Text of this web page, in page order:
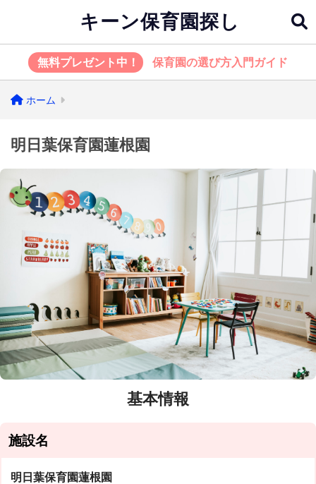
キーン保育園探し
無料プレゼント中！ 保育園の選び方入門ガイド
ホーム
明日葉保育園蓮根園
基本情報
施設名
明日葉保育園蓮根園